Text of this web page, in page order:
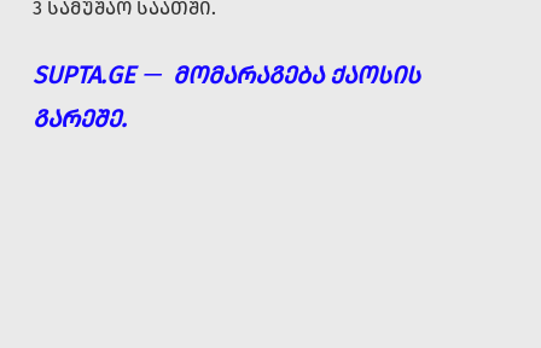
3 ᲡᲐᲛᲣᲨᲐᲝ ᲡᲐᲐᲗᲨᲘ.
SUPTA.GE— ᲛᲝᲛᲐᲠᲐᲒᲔᲑᲐ ᲥᲐᲝᲡᲘᲡ
ᲒᲐᲠᲔᲨᲔ.